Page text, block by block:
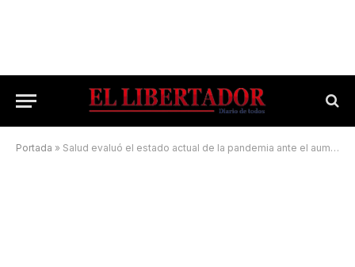
Portada » Salud evaluó el estado actual de la pandemia ante el aumento de casos